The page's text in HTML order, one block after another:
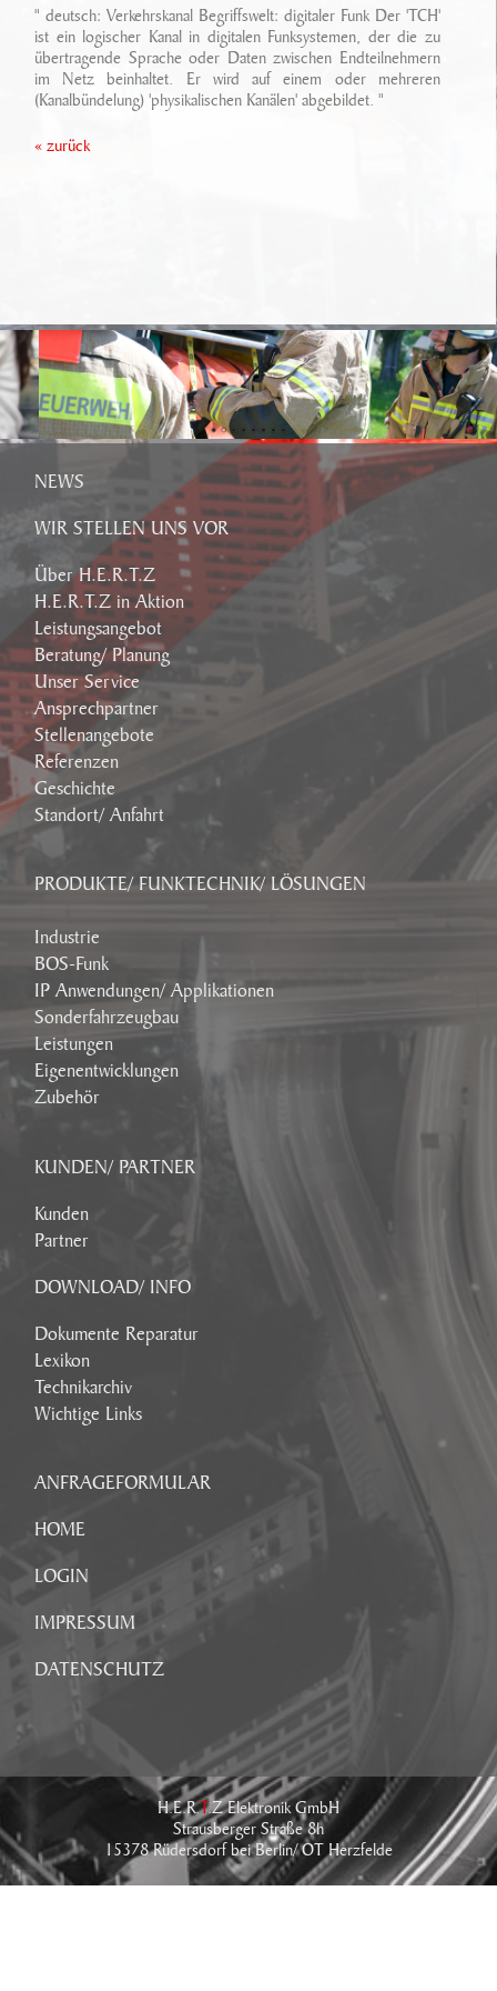
Ansprechpartner
Stellenangebote
Referenzen
Sonderfahrzeugbau
Leistungen
Technikarchiv
Wichtige Links
" deutsch: Verkehrskanal Begriffswelt: digitaler Funk Der 'TCH'
ist ein logischer Kanal in digitalen Funksystemen, der die zu
übertragende Sprache oder Daten zwischen Endteilnehmern
im Netz beinhaltet. Er wird auf einem oder mehreren
(Kanalbündelung) 'physikalischen Kanälen' abgebildet. "
« zurück
NEWS
WIR STELLEN UNS VOR
Über H.E.R.T.Z
H.E.R.T.Z in Aktion
Leistungsangebot
Beratung/ Planung
Unser Service
Ansprechpartner
Stellenangebote
Referenzen
Geschichte
Standort/ Anfahrt
PRODUKTE/ FUNKTECHNIK/ LÖSUNGEN
Industrie
BOS-Funk
IP Anwendungen/ Applikationen
Sonderfahrzeugbau
Leistungen
Eigenentwicklungen
Zubehör
KUNDEN/ PARTNER
Kunden
Partner
DOWNLOAD/ INFO
Dokumente Reparatur
Lexikon
Technikarchiv
Wichtige Links
ANFRAGEFORMULAR
HOME
LOGIN
IMPRESSUM
DATENSCHUTZ
H.E.R.T.Z Elektronik GmbH
Strausberger Straße 8h
15378 Rüdersdorf bei Berlin/ OT Herzfelde